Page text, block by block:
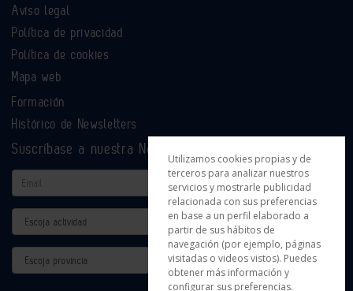
Aviso legal
Política de privacidad
Política de cookies
Mapa web
Formación
Histórico de Newsletters
Suscríbase a nuestra Newsletter
Email
Actividad
Provincia
Utilizamos cookies propias y de
terceros para analizar nuestros
servicios y mostrarle publicidad
relacionada con sus preferencias
en base a un perfil elaborado a
partir de sus hábitos de
navegación (por ejemplo, páginas
visitadas o videos vistos). Puedes
obtener más información y
configurar sus preferencias.